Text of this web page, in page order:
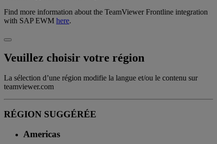
Find more information about the TeamViewer Frontline integration
with SAP EWM here.
Veuillez choisir votre région
La sélection d’une région modifie la langue et/ou le contenu sur
teamviewer.com
RÉGION SUGGÉRÉE
Americas